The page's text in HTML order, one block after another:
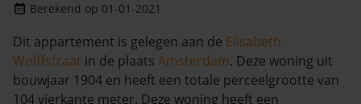
Berekend op 01-01-2021
Dit appartement is gelegen aan de Elisabeth
Wolffstraat in de plaats Amsterdam. Deze woning uit
bouwjaar 1904 en heeft een totale perceelgrootte van
104 vierkante meter. Deze woning heeft een